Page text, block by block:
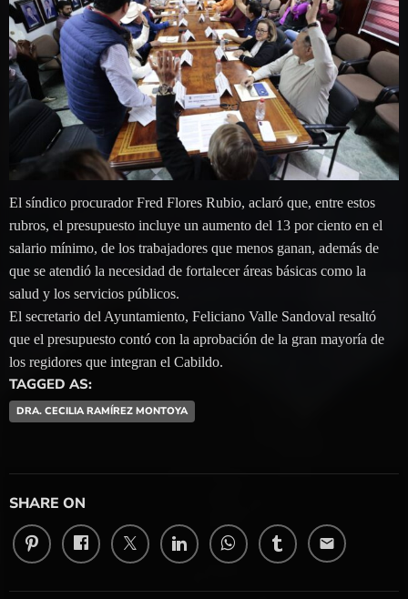
El síndico procurador Fred Flores Rubio, aclaró que, entre estos
rubros, el presupuesto incluye un aumento del 13 por ciento en el
salario mínimo, de los trabajadores que menos ganan, además de
que se atendió la necesidad de fortalecer áreas básicas como la
salud y los servicios públicos.
El secretario del Ayuntamiento, Feliciano Valle Sandoval resaltó
que el presupuesto contó con la aprobación de la gran mayoría de
los regidores que integran el Cabildo.
TAGGED AS:
DRA. CECILIA RAMÍREZ MONTOYA
SHARE ON
email